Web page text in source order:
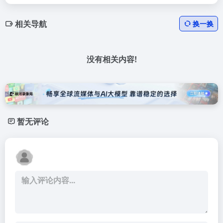
相关导航 换一换
没有相关内容!
暂无评论